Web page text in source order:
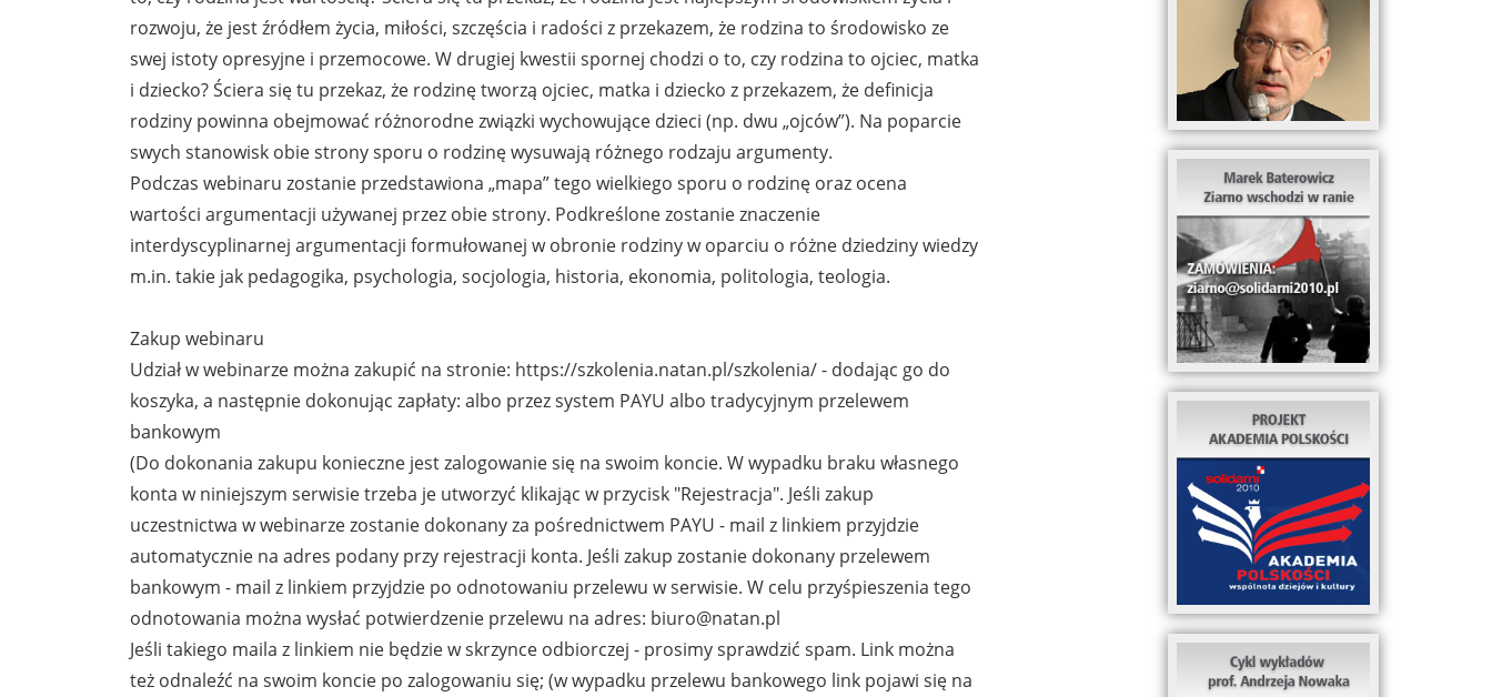
rozwoju, że jest źródłem życia, miłości, szczęścia i radości z przekazem, że rodzina to środowisko ze
swej istoty opresyjne i przemocowe. W drugiej kwestii spornej chodzi o to, czy rodzina to ojciec, matka
i dziecko? Ściera się tu przekaz, że rodzinę tworzą ojciec, matka i dziecko z przekazem, że definicja
rodziny powinna obejmować różnorodne związki wychowujące dzieci (np. dwu „ojców”). Na poparcie
swych stanowisk obie strony sporu o rodzinę wysuwają różnego rodzaju argumenty.
Podczas webinaru zostanie przedstawiona „mapa” tego wielkiego sporu o rodzinę oraz ocena
wartości argumentacji używanej przez obie strony. Podkreślone zostanie znaczenie
interdyscyplinarnej argumentacji formułowanej w obronie rodziny w oparciu o różne dziedziny wiedzy
m.in. takie jak pedagogika, psychologia, socjologia, historia, ekonomia, politologia, teologia.
Zakup webinaru
Udział w webinarze można zakupić na stronie: https://szkolenia.natan.pl/szkolenia/ - dodając go do
koszyka, a następnie dokonując zapłaty: albo przez system PAYU albo tradycyjnym przelewem
bankowym
(Do dokonania zakupu konieczne jest zalogowanie się na swoim koncie. W wypadku braku własnego
konta w niniejszym serwisie trzeba je utworzyć klikając w przycisk "Rejestracja". Jeśli zakup
uczestnictwa w webinarze zostanie dokonany za pośrednictwem PAYU - mail z linkiem przyjdzie
automatycznie na adres podany przy rejestracji konta. Jeśli zakup zostanie dokonany przelewem
bankowym - mail z linkiem przyjdzie po odnotowaniu przelewu w serwisie. W celu przyśpieszenia tego
odnotowania można wysłać potwierdzenie przelewu na adres: biuro@natan.pl
Jeśli takiego maila z linkiem nie będzie w skrzynce odbiorczej - prosimy sprawdzić spam. Link można
też odnaleźć na swoim koncie po zalogowaniu się; (w wypadku przelewu bankowego link pojawi się na